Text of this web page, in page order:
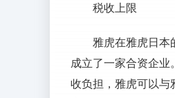
税收上限
雅虎在雅虎日本
成立了一家合资企业
收负担，雅虎可以与